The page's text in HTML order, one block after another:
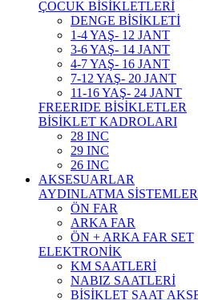
ÇOCUK BİSİKLETLERİ
DENGE BİSİKLETİ
1-4 YAŞ- 12 JANT
3-6 YAŞ- 14 JANT
4-7 YAŞ- 16 JANT
7-12 YAŞ- 20 JANT
11-16 YAŞ- 24 JANT
FREERIDE BİSİKLETLER
BİSİKLET KADROLARI
28 INC
29 INC
26 INC
AKSESUARLAR
AYDINLATMA
ÖN FAR
ARKA FAR
ÖN + ARKA FAR SET
ELEKTRONİK
KM SAATLERİ
NABIZ SAATLERİ
BİSİKLET SAAT